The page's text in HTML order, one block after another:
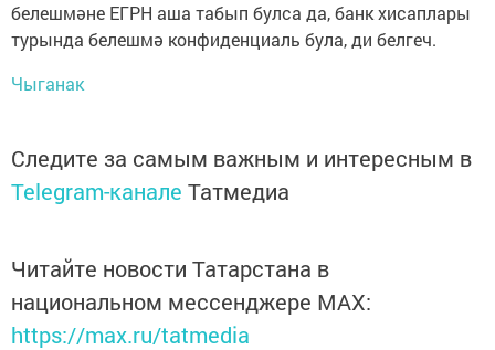
белешмәне ЕГРН аша табып булса да, банк хисаплары
турында белешмә конфиденциаль була, ди белгеч.
Чыганак
Следите за самым важным и интересным в
Telegram-канале Татмедиа
Читайте новости Татарстана в
национальном мессенджере MАХ:
https://max.ru/tatmedia